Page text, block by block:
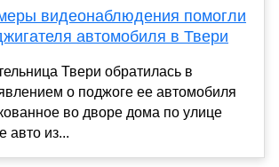
видеонаблюдения помогли
автомобиля в Твери
Твери обратилась в
о поджоге ее автомобиля
во дворе дома по улице
авто из...